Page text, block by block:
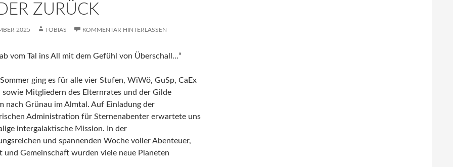
ZURÜCK
2025 TOBIAS KOMMENTAR HINTERLASSEN
vom Tal ins All mit dem Gefühl von Überschall…“
ging es für alle vier Stufen, WiWö, GuSp, CaEx
sowie Mitgliedern des Elternrates und der Gilde
nach Grünau im Almtal. Auf Einladung der
Administration für Sternenabenter erwartete uns
intergalaktische Mission. In der
und spannenden Woche voller Abenteuer,
und Gemeinschaft wurden viele neue Planeten